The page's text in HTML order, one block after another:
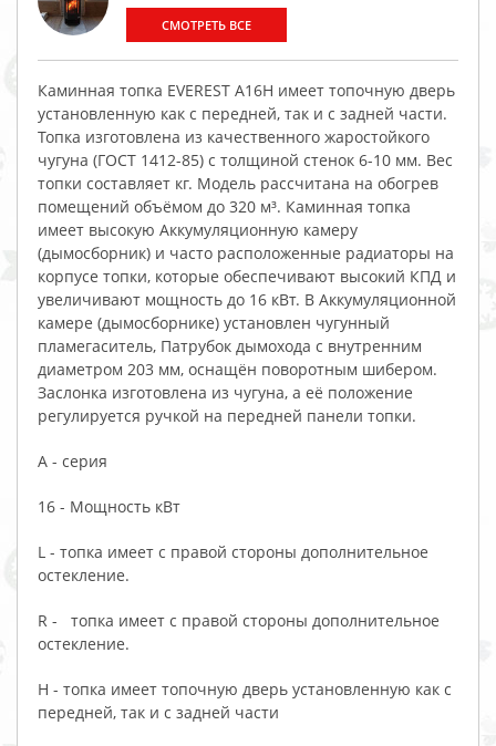
СМОТРЕТЬ ВСЕ
Каминная топка EVEREST A16H имеет топочную дверь
установленную как с передней, так и с задней части.
Топка изготовлена из качественного жаростойкого
чугуна (ГОСТ 1412-85) с толщиной стенок 6-10 мм. Вес
топки составляет кг. Модель рассчитана на обогрев
помещений объёмом до 320 м³. Каминная топка
имеет высокую Аккумуляционную камеру
(дымосборник) и часто расположенные радиаторы на
корпусе топки, которые обеспечивают высокий КПД и
увеличивают мощность до 16 кВт. В Аккумуляционной
камере (дымосборнике) установлен чугунный
пламегаситель, Патрубок дымохода с внутренним
диаметром 203 мм, оснащён поворотным шибером.
Заслонка изготовлена из чугуна, а её положение
регулируется ручкой на передней панели топки.
A - серия
16 - Мощность кВт
L - топка имеет с правой стороны дополнительное
остекление.
R - топка имеет с правой стороны дополнительное
остекление.
Н - топка имеет топочную дверь установленную как с
передней, так и с задней части